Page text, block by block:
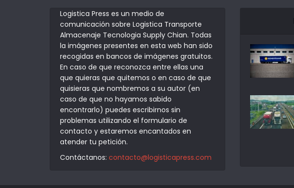
Logistica Press es un medio de
comunicación sobre Logistica Transporte
Almacenaje Tecnologia Supply Chian. Todas
la imágenes presentes en esta web han sido
recogidas en bancos de imágenes gratuitos.
En caso de que reconozca entre ellas una
que quieras que quitemos o en caso de que
quisieras que nombremos a su autor (en
caso de que no hayamos sabido
encontrarlo) puedes escribirnos sin
problemas utilizando el formulario de
contacto y estaremos encantados en
atender tu petición.
Contáctanos: contacto@logisticapress.com